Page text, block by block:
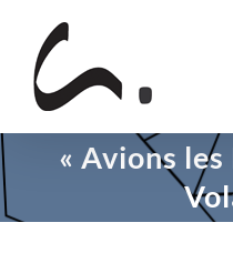
content
« Avions